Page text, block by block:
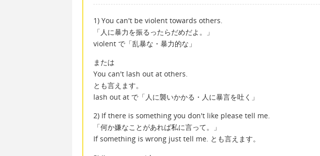
1) You can't be violent towards others.
「人に暴力を振るったらだめだよ。」
violent で「乱暴な・暴力的な」
または
You can't lash out at others.
とも言えます。
lash out at で「人に襲いかかる・人に暴言を吐く」
2) If there is something you don't like please tell me.
「何か嫌なことがあれば私に言って。」
If something is wrong just tell me. とも言えます。